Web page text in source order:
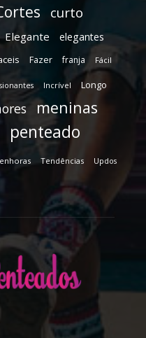
curto
Elegante elegantes
Fazer franja Fácil
Incrível Longo
meninas
penteado
Tendências Updos